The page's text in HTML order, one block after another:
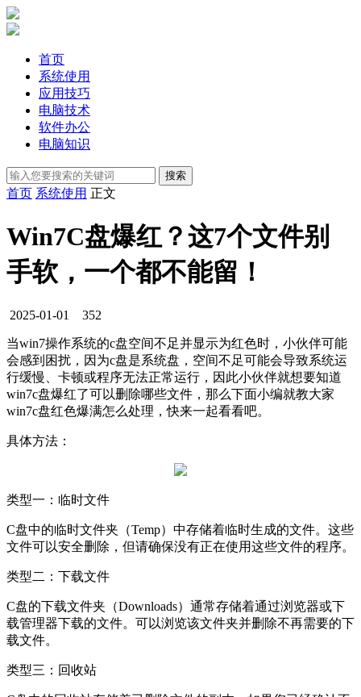
首页
系统使用
应用技巧
电脑技术
软件办公
电脑知识
首页 系统使用 正文
Win7C盘爆红？这7个文件别
手软，一个都不能留！
2025-01-01 352
当win7操作系统的c盘空间不足并显示为红色时，小伙伴可能
会感到困扰，因为c盘是系统盘，空间不足可能会导致系统运
行缓慢、卡顿或程序无法正常运行，因此小伙伴就想要知道
win7c盘爆红了可以删除哪些文件，那么下面小编就教大家
win7c盘红色爆满怎么处理，快来一起看看吧。
具体方法：
类型一：临时文件
C盘中的临时文件夹（Temp）中存储着临时生成的文件。这些
文件可以安全删除，但请确保没有正在使用这些文件的程序。
类型二：下载文件
C盘的下载文件夹（Downloads）通常存储着通过浏览器或下
载管理器下载的文件。可以浏览该文件夹并删除不再需要的下
载文件。
类型三：回收站